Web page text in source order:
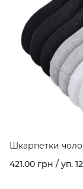
Шкарпетки
421.00 грн / уп.